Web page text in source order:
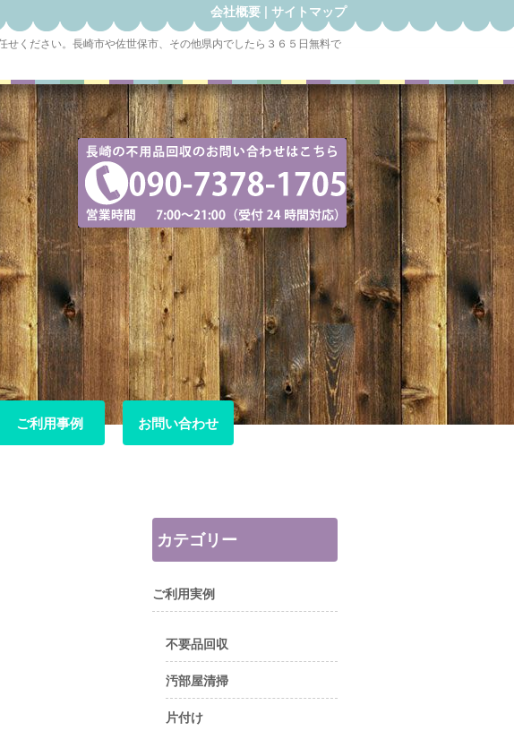
会社概要 | サイトマップ
ください。長崎市や佐世保市、その他県内でしたら３６５日無料で
ご利用事例
ご利用事例 お問い合わせ
お問い合わせ
カテゴリー
ご利用実例
不要品回収
汚部屋清掃
片付け